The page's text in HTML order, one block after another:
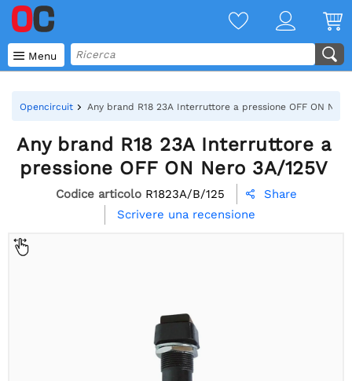
 Menu
Opencircuit Any brand R18 23A Interruttore a pressione OFF ON Nero
Any brand R18 23A Interruttore a
pressione OFF ON Nero 3A/125V
Codice articolo R1823A/B/125 
Share
Scrivere una recensione